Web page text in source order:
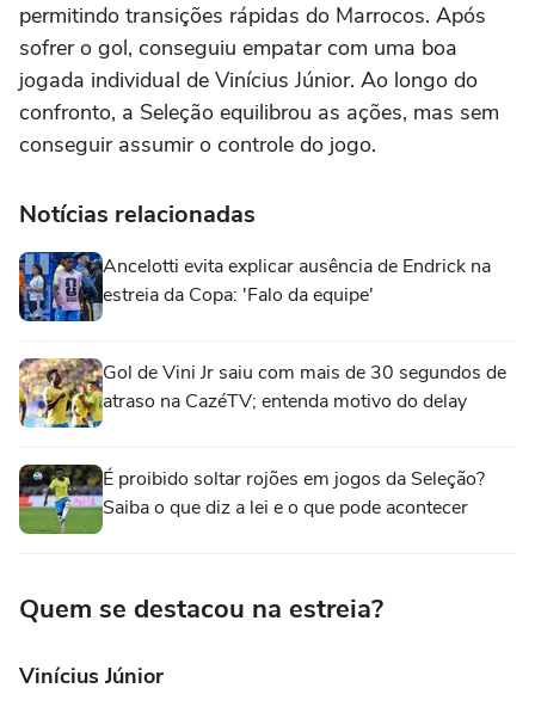
permitindo transições rápidas do Marrocos. Após
sofrer o gol, conseguiu empatar com uma boa
jogada individual de Vinícius Júnior. Ao longo do
confronto, a Seleção equilibrou as ações, mas sem
conseguir assumir o controle do jogo.
Notícias relacionadas
Ancelotti evita explicar ausência de Endrick na
estreia da Copa: 'Falo da equipe'
Gol de Vini Jr saiu com mais de 30 segundos de
atraso na CazéTV; entenda motivo do delay
É proibido soltar rojões em jogos da Seleção?
Saiba o que diz a lei e o que pode acontecer
Quem se destacou na estreia?
Vinícius Júnior